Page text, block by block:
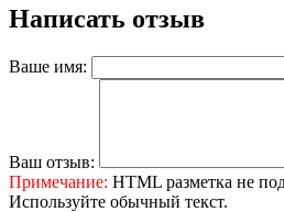
Написать отзыв
Ваше имя:
Ваш отзыв:
Примечание: HTML разметка не
Используйте обычный текст.